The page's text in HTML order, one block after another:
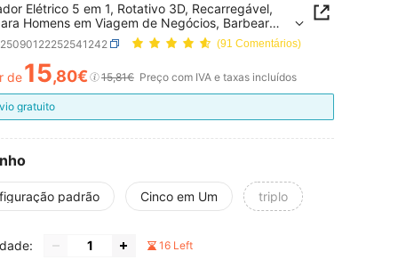
Elétrico 5 em 1, Rotativo 3D, Recarregável,
Homens em Viagem de Negócios, Barbear
no Carro, Manter a Boa Aparência a Qualquer
em Qualquer Lugar, Uso Diário, Presente para o
(91 Comentários)
AND AVAILABILITY
de15,80€ 15,81€ Preço com IVA e taxas incluídos
gratuito
padrão Cinco em Um triplo
16 Left